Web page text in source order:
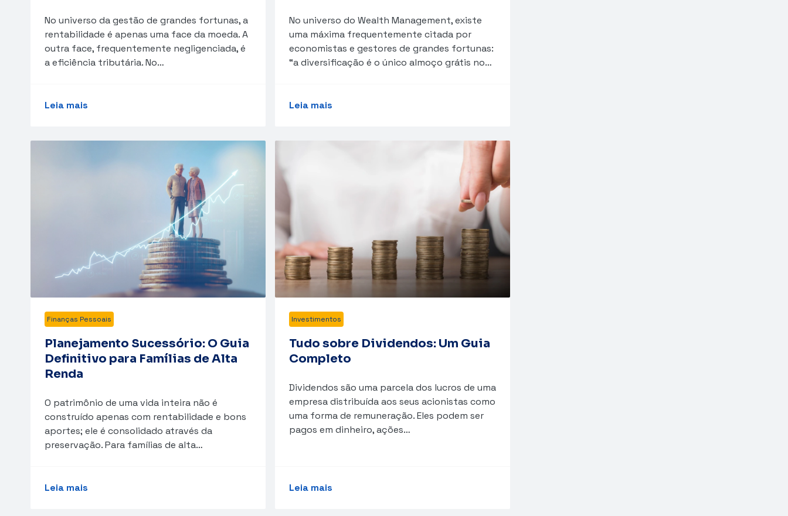
No universo da gestão de grandes fortunas, a
rentabilidade é apenas uma face da moeda. A
outra face, frequentemente negligenciada, é
a eficiência tributária. No…
Leia mais
No universo do Wealth Management, existe
uma máxima frequentemente citada por
economistas e gestores de grandes fortunas:
“a diversificação é o único almoço grátis no…
Leia mais
Finanças Pessoais
Planejamento Sucessório: O Guia
Definitivo para Famílias de Alta
Renda
O patrimônio de uma vida inteira não é
construído apenas com rentabilidade e bons
aportes; ele é consolidado através da
preservação. Para famílias de alta…
Leia mais
Investimentos
Tudo sobre Dividendos: Um Guia
Completo
Dividendos são uma parcela dos lucros de uma
empresa distribuída aos seus acionistas como
uma forma de remuneração. Eles podem ser
pagos em dinheiro, ações…
Leia mais